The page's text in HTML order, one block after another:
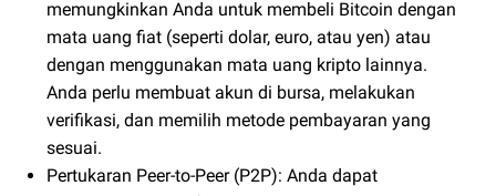
memungkinkan Anda untuk membeli Bitcoin dengan
mata uang fiat (seperti dolar, euro, atau yen) atau
dengan menggunakan mata uang kripto lainnya.
Anda perlu membuat akun di bursa, melakukan
verifikasi, dan memilih metode pembayaran yang
sesuai.
Pertukaran Peer-to-Peer (P2P): Anda dapat